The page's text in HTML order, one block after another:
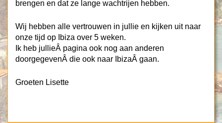
brengen en dat ze lange wachtrijen hebben.
Wij hebben alle vertrouwen in jullie en kijken uit naar
onze tijd op Ibiza over 5 weken.
Ik heb jullieÂ pagina ook nog aan anderen
doorgegevenÂ die ook naar IbizaÂ gaan.
Groeten Lisette